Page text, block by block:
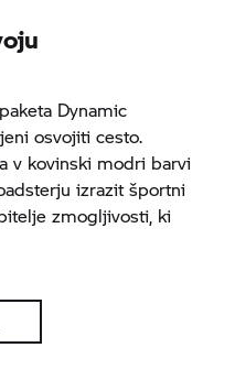
Dynamic
osvojiti cesto.
v kovinski modri barvi
izrazit športni
zmogljivosti, ki